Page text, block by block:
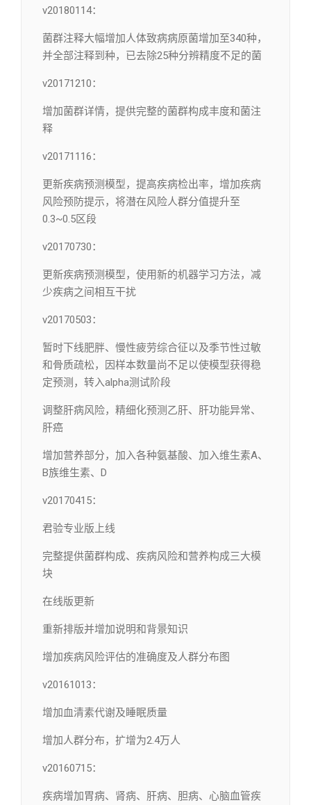
v20180114：
菌群注释大幅增加人体致病病原菌增加至340种，
并全部注释到种，已去除25种分辨精度不足的菌
v20171210：
增加菌群详情，提供完整的菌群构成丰度和菌注
释
v20171116：
更新疾病预测模型，提高疾病检出率，增加疾病
风险预防提示，将潜在风险人群分值提升至
0.3~0.5区段
v20170730：
更新疾病预测模型，使用新的机器学习方法，减
少疾病之间相互干扰
v20170503：
暂时下线肥胖、慢性疲劳综合征以及季节性过敏
和骨质疏松，因样本数量尚不足以使模型获得稳
定预测，转入alpha测试阶段
调整肝病风险，精细化预测乙肝、肝功能异常、
肝癌
增加营养部分，加入各种氨基酸、加入维生素A、
B族维生素、D
v20170415：
君验专业版上线
完整提供菌群构成、疾病风险和营养构成三大模
块
在线版更新
重新排版并增加说明和背景知识
增加疾病风险评估的准确度及人群分布图
v20161013：
增加血清素代谢及睡眠质量
增加人群分布，扩增为2.4万人
v20160715：
疾病增加胃病、肾病、肝病、胆病、心脑血管疾